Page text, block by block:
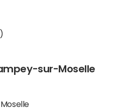
sur-Moselle